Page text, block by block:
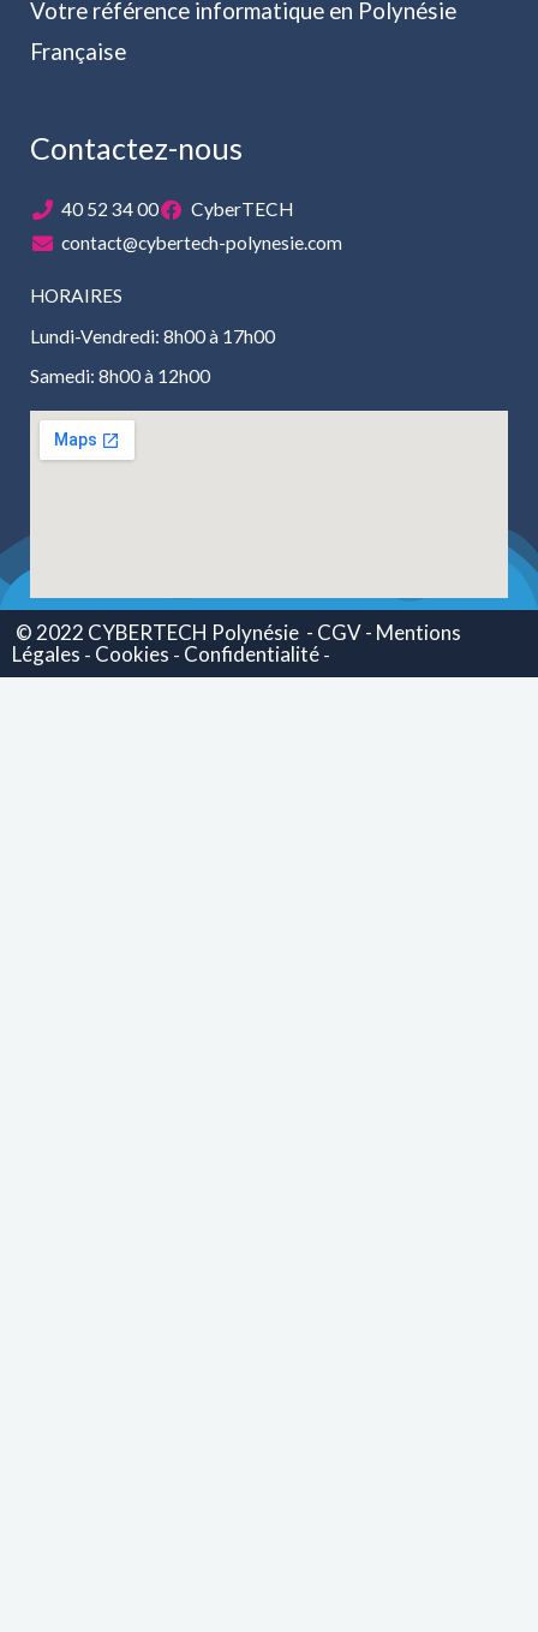
Votre référence informatique en Polynésie
Française
Contactez-nous
40 52 34 00
CyberTECH
contact@cybertech-polynesie.com
HORAIRES
Lundi-Vendredi: 8h00 à 17h00
Samedi: 8h00 à 12h00
© 2022 CYBERTECH Polynésie - CGV - Mentions
Légales - Cookies - Confidentialité -